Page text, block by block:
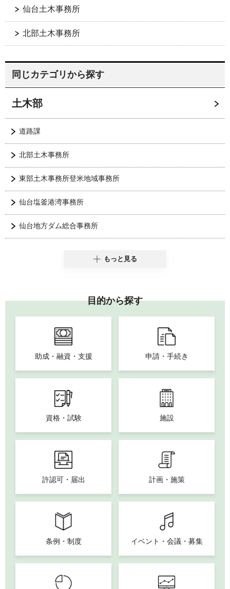
仙台土木事務所
北部土木事務所
同じカテゴリから探す
土木部
道路課
北部土木事務所
東部土木事務所登米地域事務所
仙台塩釜港湾事務所
仙台地方ダム総合事務所
もっと見る
目的から探す
助成・融資・支援 申請・手続き
資格・試験 施設
許認可・届出 計画・施策
条例・制度 イベント・会議・募集